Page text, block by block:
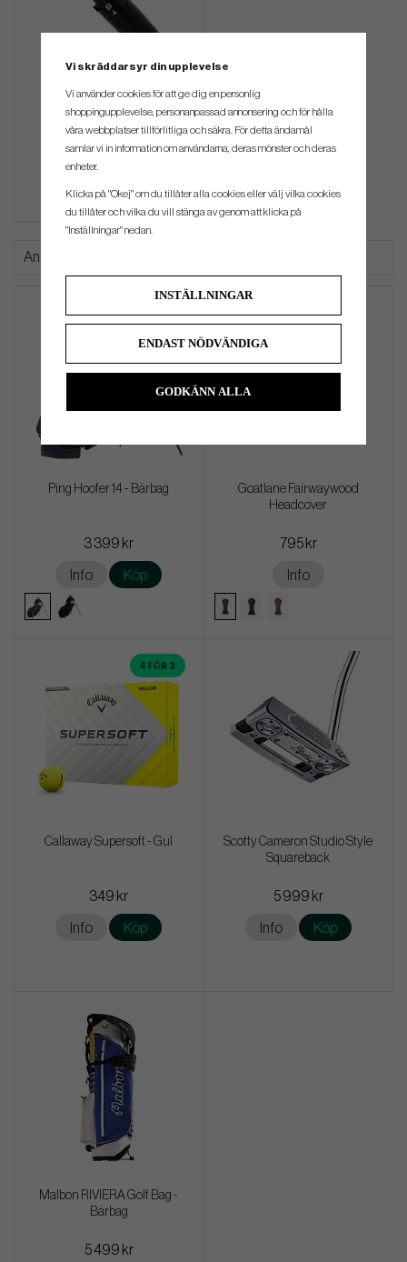
Andra köpte även
Ping Hoofer 14 - Bärbag
3 399 kr
Info Köp
Goatlane Fairwaywood
Headcover
795 kr
Info
4 FÖR 3
Callaway Supersoft - Gul
349 kr
Info Köp
Scotty Cameron Studio Style
Squareback
5 999 kr
Info Köp
Malbon RIVIERA Golf Bag -
Bärbag
5 499 kr
Vi skräddarsyr din upplevelse
Vi använder cookies för att ge dig en personlig
shoppingupplevelse, personanpassad annonsering och för hålla
våra webbplatser tillförlitliga och säkra. För detta ändamål
samlar vi in information om användarna, deras mönster och deras
enheter.
Klicka på "Okej" om du tillåter alla cookies eller välj vilka cookies
du tillåter och vilka du vill stänga av genom att klicka på
"Inställningar" nedan.
INSTÄLLNINGAR
ENDAST NÖDVÄNDIGA
GODKÄNN ALLA